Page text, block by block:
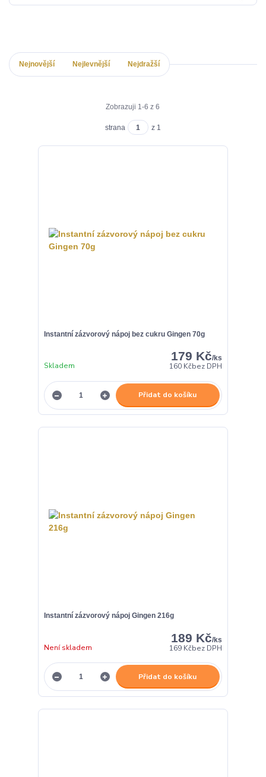
Nejnovější Nejlevnější Nejdražší
Zobrazuji 1-6 z 6
strana z 1
Instantní zázvorový nápoj bez cukru Gingen 70g
179 Kč/ks
160 Kčbez DPH
Skladem
Přidat do košíku
Instantní zázvorový nápoj Gingen 216g
189 Kč/ks
169 Kčbez DPH
Není skladem
Přidat do košíku